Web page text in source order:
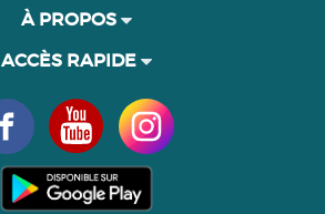
À PROPOS
ACCÈS RAPIDE